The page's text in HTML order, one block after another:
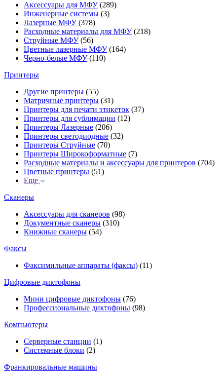
Аксессуары для МФУ(289)
Инженерные системы (3)
Лазерные МФУ(378)
Расходные материалы для МФУ(218)
Струйные МФУ(56)
Цветные лазерные МФУ(164)
Черно-белые МФУ(110)
Принтеры
Другие принтеры (55)
Матричные принтеры (31)
Принтеры для печати этикеток (37)
Принтеры для сублимации (12)
Принтеры Лазерные (206)
Принтеры светодиодные (32)
Принтеры Струйные (70)
Принтеры Широкоформатные (7)
Расходные материалы и аксессуары для принтеров (704)
Цветные принтеры (51)
Еще
Сканеры
Аксессуары для сканеров (98)
Документные сканеры (310)
Книжные сканеры (54)
Факсы
Факсимильные аппараты (факсы) (11)
Цифровые диктофоны
Мини цифровые диктофоны (76)
Профессиональные диктофоны (98)
Компьютеры
Серверные станции (1)
Системные блоки (2)
Франкировальные машины